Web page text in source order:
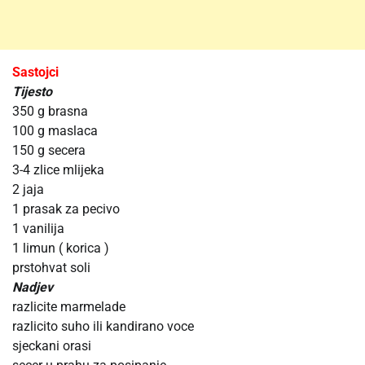
Sastojci
Tijesto
350 g brasna
100 g maslaca
150 g secera
3-4 zlice mlijeka
2 jaja
1 prasak za pecivo
1 vanilija
1 limun ( korica )
prstohvat soli
Nadjev
razlicite marmelade
razlicito suho ili kandirano voce
sjeckani orasi